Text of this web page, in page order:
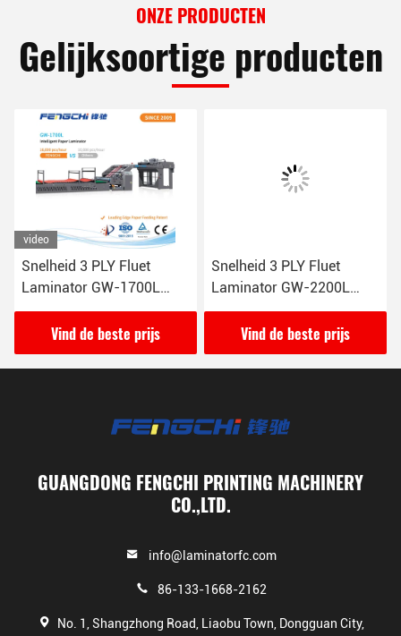
ONZE PRODUCTEN
Gelijksoortige producten
video
Snelheid 3 PLY Fluet
Laminator GW-1700L
Automatische
papierlamineermachine
16000 vellen/uur
Vind de beste prijs
Snelheid 3 PLY Fluet
Laminator GW-2200L
Anticorrosive Mechanical
Drive Unieke
papiervoeding
Vind de beste prijs
GUANGDONG FENGCHI PRINTING MACHINERY
CO.,LTD.
info@laminatorfc.com
86-133-1668-2162
No. 1, Shangzhong Road, Liaobu Town, Dongguan City,